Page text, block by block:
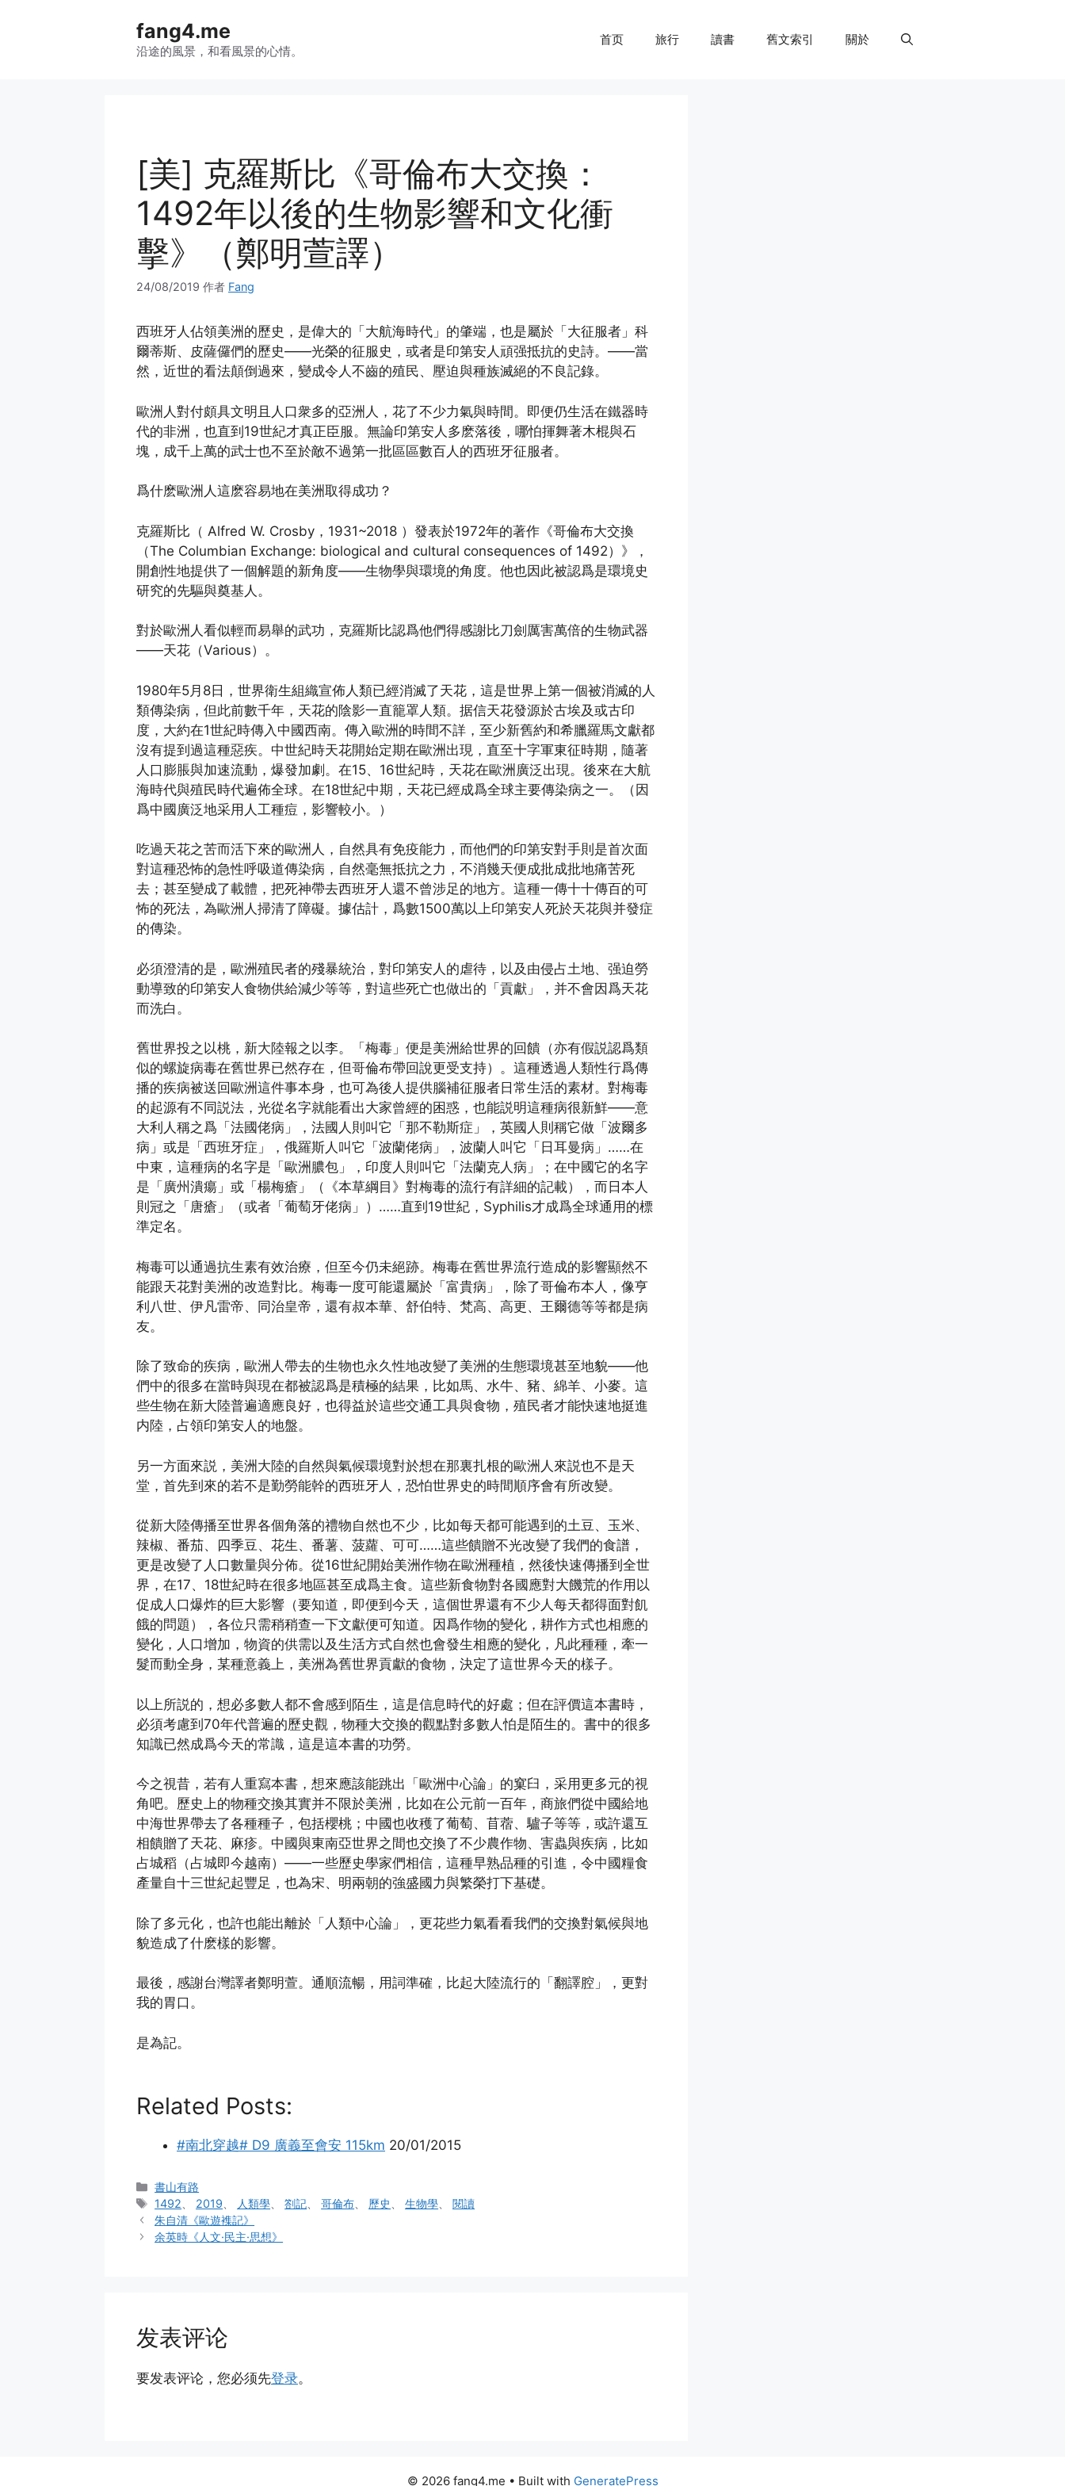
fang4.me
沿途的風景，和看風景的心情。
首页 旅行 讀書 舊文索引 關於
[美] 克羅斯比《哥倫布大交換：
1492年以後的生物影響和文化衝
擊》（鄭明萱譯）
24/08/2019 作者 Fang
西班牙人佔領美洲的歷史，是偉大的「大航海時代」的肇端，也是屬於「大征服者」科
爾蒂斯、皮薩儸們的歷史——光榮的征服史，或者是印第安人頑强抵抗的史詩。——當
然，近世的看法顛倒過來，變成令人不齒的殖民、壓迫與種族滅絕的不良記錄。
歐洲人對付頗具文明且人口衆多的亞洲人，花了不少力氣與時間。即便仍生活在鐵器時
代的非洲，也直到19世紀才真正臣服。無論印第安人多麽落後，哪怕揮舞著木棍與石
塊，成千上萬的武士也不至於敵不過第一批區區數百人的西班牙征服者。
爲什麽歐洲人這麽容易地在美洲取得成功？
克羅斯比（ Alfred W. Crosby，1931~2018 ）發表於1972年的著作《哥倫布大交換
（The Columbian Exchange: biological and cultural consequences of 1492）》，
開創性地提供了一個解題的新角度——生物學與環境的角度。他也因此被認爲是環境史
研究的先驅與奠基人。
對於歐洲人看似輕而易舉的武功，克羅斯比認爲他們得感謝比刀劍厲害萬倍的生物武器
——天花（Various）。
1980年5月8日，世界衛生組織宣佈人類已經消滅了天花，這是世界上第一個被消滅的人
類傳染病，但此前數千年，天花的陰影一直籠罩人類。据信天花發源於古埃及或古印
度，大約在1世紀時傳入中國西南。傳入歐洲的時間不詳，至少新舊約和希臘羅馬文獻都
沒有提到過這種惡疾。中世紀時天花開始定期在歐洲出現，直至十字軍東征時期，隨著
人口膨脹與加速流動，爆發加劇。在15、16世紀時，天花在歐洲廣泛出現。後來在大航
海時代與殖民時代遍佈全球。在18世紀中期，天花已經成爲全球主要傳染病之一。（因
爲中國廣泛地采用人工種痘，影響較小。）
吃過天花之苦而活下來的歐洲人，自然具有免疫能力，而他們的印第安對手則是首次面
對這種恐怖的急性呼吸道傳染病，自然毫無抵抗之力，不消幾天便成批成批地痛苦死
去；甚至變成了載體，把死神帶去西班牙人還不曾涉足的地方。這種一傳十十傳百的可
怖的死法，為歐洲人掃清了障礙。據估計，爲數1500萬以上印第安人死於天花與并發症
的傳染。
必須澄清的是，歐洲殖民者的殘暴統治，對印第安人的虐待，以及由侵占土地、强迫勞
動導致的印第安人食物供給減少等等，對這些死亡也做出的「貢獻」，并不會因爲天花
而洗白。
舊世界投之以桃，新大陸報之以李。「梅毒」便是美洲給世界的回饋（亦有假説認爲類
似的螺旋病毒在舊世界已然存在，但哥倫布帶回說更受支持）。這種透過人類性行爲傳
播的疾病被送回歐洲這件事本身，也可為後人提供腦補征服者日常生活的素材。對梅毒
的起源有不同説法，光從名字就能看出大家曾經的困惑，也能説明這種病很新鮮——意
大利人稱之爲「法國佬病」，法國人則叫它「那不勒斯症」，英國人則稱它做「波爾多
病」或是「西班牙症」，俄羅斯人叫它「波蘭佬病」，波蘭人叫它「日耳曼病」……在
中東，這種病的名字是「歐洲膿包」，印度人則叫它「法蘭克人病」；在中國它的名字
是「廣州潰瘍」或「楊梅瘡」（《本草綱目》對梅毒的流行有詳細的記載），而日本人
則冠之「唐瘡」（或者「葡萄牙佬病」）……直到19世紀，Syphilis才成爲全球通用的標
準定名。
梅毒可以通過抗生素有效治療，但至今仍未絕跡。梅毒在舊世界流行造成的影響顯然不
能跟天花對美洲的改造對比。梅毒一度可能還屬於「富貴病」，除了哥倫布本人，像亨
利八世、伊凡雷帝、同治皇帝，還有叔本華、舒伯特、梵高、高更、王爾德等等都是病
友。
除了致命的疾病，歐洲人帶去的生物也永久性地改變了美洲的生態環境甚至地貌——他
們中的很多在當時與現在都被認爲是積極的結果，比如馬、水牛、豬、綿羊、小麥。這
些生物在新大陸普遍適應良好，也得益於這些交通工具與食物，殖民者才能快速地挺進
内陸，占領印第安人的地盤。
另一方面來説，美洲大陸的自然與氣候環境對於想在那裏扎根的歐洲人來説也不是天
堂，首先到來的若不是勤勞能幹的西班牙人，恐怕世界史的時間順序會有所改變。
從新大陸傳播至世界各個角落的禮物自然也不少，比如每天都可能遇到的土豆、玉米、
辣椒、番茄、四季豆、花生、番薯、菠蘿、可可……這些饋贈不光改變了我們的食譜，
更是改變了人口數量與分佈。從16世紀開始美洲作物在歐洲種植，然後快速傳播到全世
界，在17、18世紀時在很多地區甚至成爲主食。這些新食物對各國應對大饑荒的作用以
促成人口爆炸的巨大影響（要知道，即便到今天，這個世界還有不少人每天都得面對飢
餓的問題），各位只需稍稍查一下文獻便可知道。因爲作物的變化，耕作方式也相應的
變化，人口增加，物資的供需以及生活方式自然也會發生相應的變化，凡此種種，牽一
髮而動全身，某種意義上，美洲為舊世界貢獻的食物，決定了這世界今天的樣子。
以上所説的，想必多數人都不會感到陌生，這是信息時代的好處；但在評價這本書時，
必須考慮到70年代普遍的歷史觀，物種大交換的觀點對多數人怕是陌生的。書中的很多
知識已然成爲今天的常識，這是這本書的功勞。
今之視昔，若有人重寫本書，想來應該能跳出「歐洲中心論」的窠臼，采用更多元的視
角吧。歷史上的物種交換其實并不限於美洲，比如在公元前一百年，商旅們從中國給地
中海世界帶去了各種種子，包括櫻桃；中國也收穫了葡萄、苜蓿、驢子等等，或許還互
相饋贈了天花、麻疹。中國與東南亞世界之間也交換了不少農作物、害蟲與疾病，比如
占城稻（占城即今越南）——一些歷史學家們相信，這種早熟品種的引進，令中國糧食
產量自十三世紀起豐足，也為宋、明兩朝的強盛國力與繁榮打下基礎。
除了多元化，也許也能出離於「人類中心論」，更花些力氣看看我們的交換對氣候與地
貌造成了什麽樣的影響。
最後，感謝台灣譯者鄭明萱。通順流暢，用詞準確，比起大陸流行的「翻譯腔」，更對
我的胃口。
是為記。
Related Posts:
#南北穿越# D9 廣義至會安 115km 20/01/2015
分
类
書山有路
标
签
1492 2019 人類學 、劄記 、哥倫布 歷史 、生物學 、閱讀
朱自清《歐遊襍記》
余英時《人文·民主·思想》
发表评论
要发表评论，您必须先登录。
© 2026 fang4.me • Built with GeneratePress